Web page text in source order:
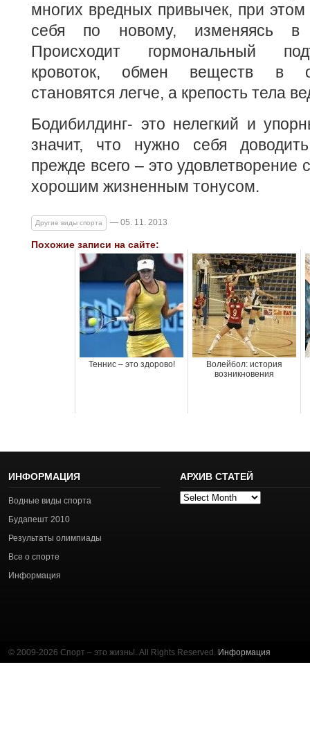
многих вредных привычек, при этом
себя по новому, изменяясь в
Происходит гормональный
кровоток, обмен веществ в
становятся легче, а крепость тела
Бодибилдинг- это нелегкий и
значит, что нужно себя
прежде всего – это
хорошим жизненным тонусом.
Другие виды спорта — 05. 11. 2013
Похожие записи на сайте:
Теннис – это здорово!
Волейбол: история
возникновения
ИНФОРМАЦИЯ
Водные виды спорта
Будапешт 2010
Результаты олимпиады
Все о спорте
Информация
АРХИВ СТАТЕЙ
Архив
© 2009-2026 Спорт – это жизнь!. All Rights Reserved. Информация